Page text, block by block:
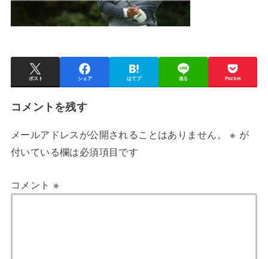
ポスト シェア はてブ 送る Pocket
コメントを残す
メールアドレスが公開されることはありません。 ※ が
付いている欄は必須項目です
コメント ※